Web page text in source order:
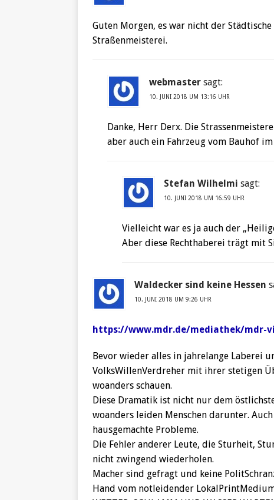
Guten Morgen, es war nicht der
Straßenmeisterei.
webmaster sagt:
10. JUNI 2018 UM 13:16 UHR
Danke, Herr Derx. Die
aber auch ein Fahrzeug vom Bauhof im
Stefan Wilhelmi sagt:
10. JUNI 2018 UM 16:59 UHR
Vielleicht war es ja auch der
Aber diese Rechthaberei trägt mit
Waldecker sind keine Hessen
10. JUNI 2018 UM 9:26 UHR
https://www.mdr.de/mediathek/mdr-
Bevor wieder alles in jahrelange Laberei
VolksWillenVerdreher mit ihrer stetigen
woanders schauen.
Diese Dramatik ist nicht nur dem
woanders leiden Menschen darunter.
hausgemachte Probleme.
Die Fehler anderer Leute, die Sturheit,
nicht zwingend wiederholen.
Macher sind gefragt und keine
Hand vom notleidender